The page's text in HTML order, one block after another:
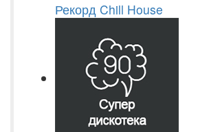
Рекорд Chill House